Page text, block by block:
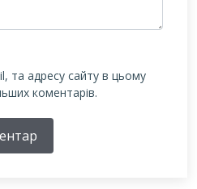
та адресу сайту в цьому
коментарів.